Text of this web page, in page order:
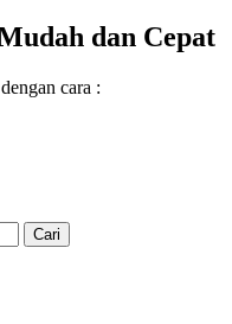
dan Cepat
cara :